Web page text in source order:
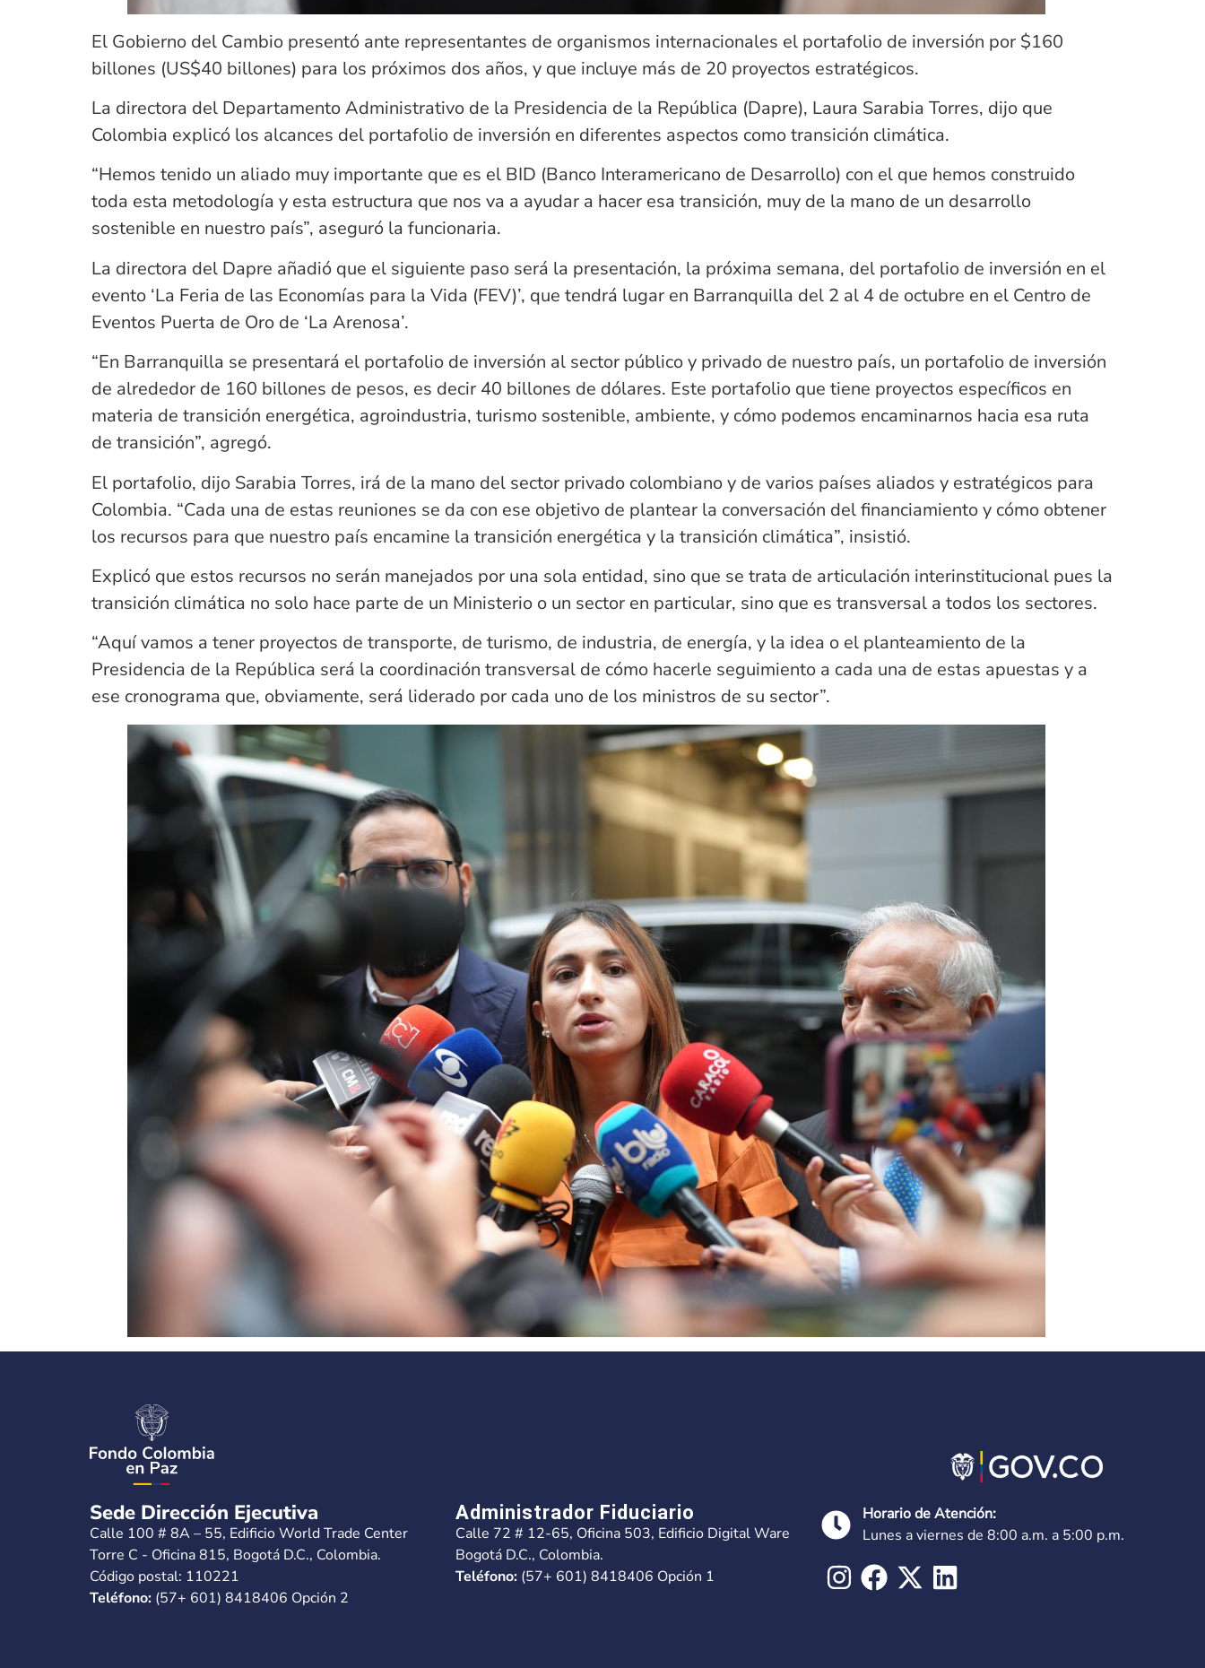
El Gobierno del Cambio presentó ante representantes de organismos internacionales el portafolio de inversión por $160
billones (US$40 billones) para los próximos dos años, y que incluye más de 20 proyectos estratégicos.
La directora del Departamento Administrativo de la Presidencia de la República (Dapre), Laura Sarabia Torres, dijo que
Colombia explicó los alcances del portafolio de inversión en diferentes aspectos como transición climática.
“Hemos tenido un aliado muy importante que es el BID (Banco Interamericano de Desarrollo) con el que hemos construido
toda esta metodología y esta estructura que nos va a ayudar a hacer esa transición, muy de la mano de un desarrollo
sostenible en nuestro país”, aseguró la funcionaria.
La directora del Dapre añadió que el siguiente paso será la presentación, la próxima semana, del portafolio de inversión en el
evento ‘La Feria de las Economías para la Vida (FEV)’, que tendrá lugar en Barranquilla del 2 al 4 de octubre en el Centro de
Eventos Puerta de Oro de ‘La Arenosa’.
“En Barranquilla se presentará el portafolio de inversión al sector público y privado de nuestro país, un portafolio de inversión
de alrededor de 160 billones de pesos, es decir 40 billones de dólares. Este portafolio que tiene proyectos específicos en
materia de transición energética, agroindustria, turismo sostenible, ambiente, y cómo podemos encaminarnos hacia esa ruta
de transición”, agregó.
El portafolio, dijo Sarabia Torres, irá de la mano del sector privado colombiano y de varios países aliados y estratégicos para
Colombia. “Cada una de estas reuniones se da con ese objetivo de plantear la conversación del financiamiento y cómo obtener
los recursos para que nuestro país encamine la transición energética y la transición climática”, insistió.
Explicó que estos recursos no serán manejados por una sola entidad, sino que se trata de articulación interinstitucional pues la
transición climática no solo hace parte de un Ministerio o un sector en particular, sino que es transversal a todos los sectores.
“Aquí vamos a tener proyectos de transporte, de turismo, de industria, de energía, y la idea o el planteamiento de la
Presidencia de la República será la coordinación transversal de cómo hacerle seguimiento a cada una de estas apuestas y a
ese cronograma que, obviamente, será liderado por cada uno de los ministros de su sector”.
Sede Dirección Ejecutiva
Calle 100 # 8A – 55, Edificio World Trade Center
Torre C - Oficina 815, Bogotá D.C., Colombia.
Código postal: 110221
Teléfono: (57+ 601) 8418406 Opción 2
Administrador Fiduciario
Calle 72 # 12-65, Oficina 503, Edificio Digital Ware
Bogotá D.C., Colombia.
Teléfono: (57+ 601) 8418406 Opción 1
Horario de Atención:
Lunes a viernes de 8:00 a.m. a 5:00 p.m.